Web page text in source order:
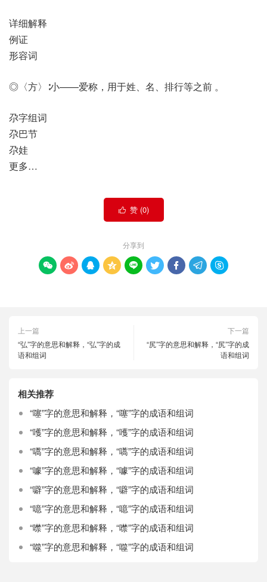
详细解释
例证
形容词
◎〈方〉∶小——爱称，用于姓、名、排行等之前 。
尕字组词
尕巴节
尕娃
更多…
 赞 (0)
分享到
        
上一篇
“弘”字的意思和解释，“弘”字的成
语和组词
下一篇
“尻”字的意思和解释，“尻”字的成
语和组词
相关推荐
“噻”字的意思和解释，“噻”字的成语和组词
“嚄”字的意思和解释，“嚄”字的成语和组词
“嚆”字的意思和解释，“嚆”字的成语和组词
“噱”字的意思和解释，“噱”字的成语和组词
“噼”字的意思和解释，“噼”字的成语和组词
“噫”字的意思和解释，“噫”字的成语和组词
“噤”字的意思和解释，“噤”字的成语和组词
“噬”字的意思和解释，“噬”字的成语和组词